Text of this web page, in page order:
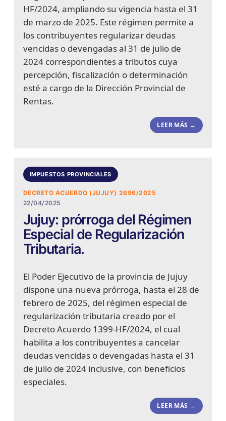
HF/2024, ampliando su vigencia hasta el 31
de marzo de 2025. Este régimen permite a
los contribuyentes regularizar deudas
vencidas o devengadas al 31 de julio de
2024 correspondientes a tributos cuya
percepción, fiscalización o determinación
esté a cargo de la Dirección Provincial de
Rentas.
LEER MÁS →
IMPUESTOS PROVINCIALES
DECRETO ACUERDO (JUJUY) 2696/2025
22/04/2025
Jujuy: prórroga del Régimen
Especial de Regularización
Tributaria.
El Poder Ejecutivo de la provincia de Jujuy
dispone una nueva prórroga, hasta el 28 de
febrero de 2025, del régimen especial de
regularización tributaria creado por el
Decreto Acuerdo 1399-HF/2024, el cual
habilita a los contribuyentes a cancelar
deudas vencidas o devengadas hasta el 31
de julio de 2024 inclusive, con beneficios
especiales.
LEER MÁS →